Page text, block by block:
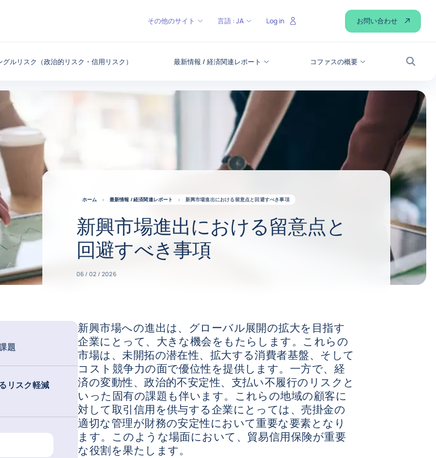
グルリスク（政治的リスク・信用リスク） 最新情報 / 経済関連レポート コファスの概要
検索
その他のサイト 言語 : JA Log in お問い合わせ
ホーム 最新情報 / 経済関連レポート 新興市場進出における留意点と回避すべき事項
新興市場進出における留意点と
回避すべき事項
06 / 02 / 2026
題
リスク軽減
新興市場への進出は、グローバル展開の拡大を目指す
企業にとって、大きな機会をもたらします。これらの
市場は、未開拓の潜在性、拡大する消費者基盤、そして
コスト競争力の面で優位性を提供します。一方で、経
済の変動性、政治的不安定性、支払い不履行のリスクと
いった固有の課題も伴います。これらの地域の顧客に
対して取引信用を供与する企業にとっては、売掛金の
適切な管理が財務の安定性において重要な要素となり
ます。このような場面において、貿易信用保険が重要
な役割を果たします。